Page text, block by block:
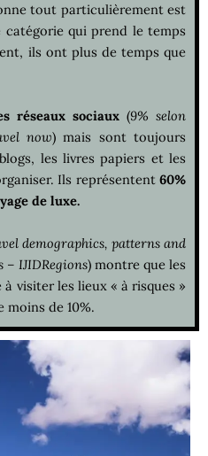
tout particulièrement est
qui prend le temps
ils ont plus de temps que
réseaux sociaux (9% selon
now) mais sont toujours
les livres papiers et les
Ils représentent 60%
de luxe.
demographics, patterns and
– IJIDRegions) montre que les
visiter les lieux « à risques »
moins de 10%.